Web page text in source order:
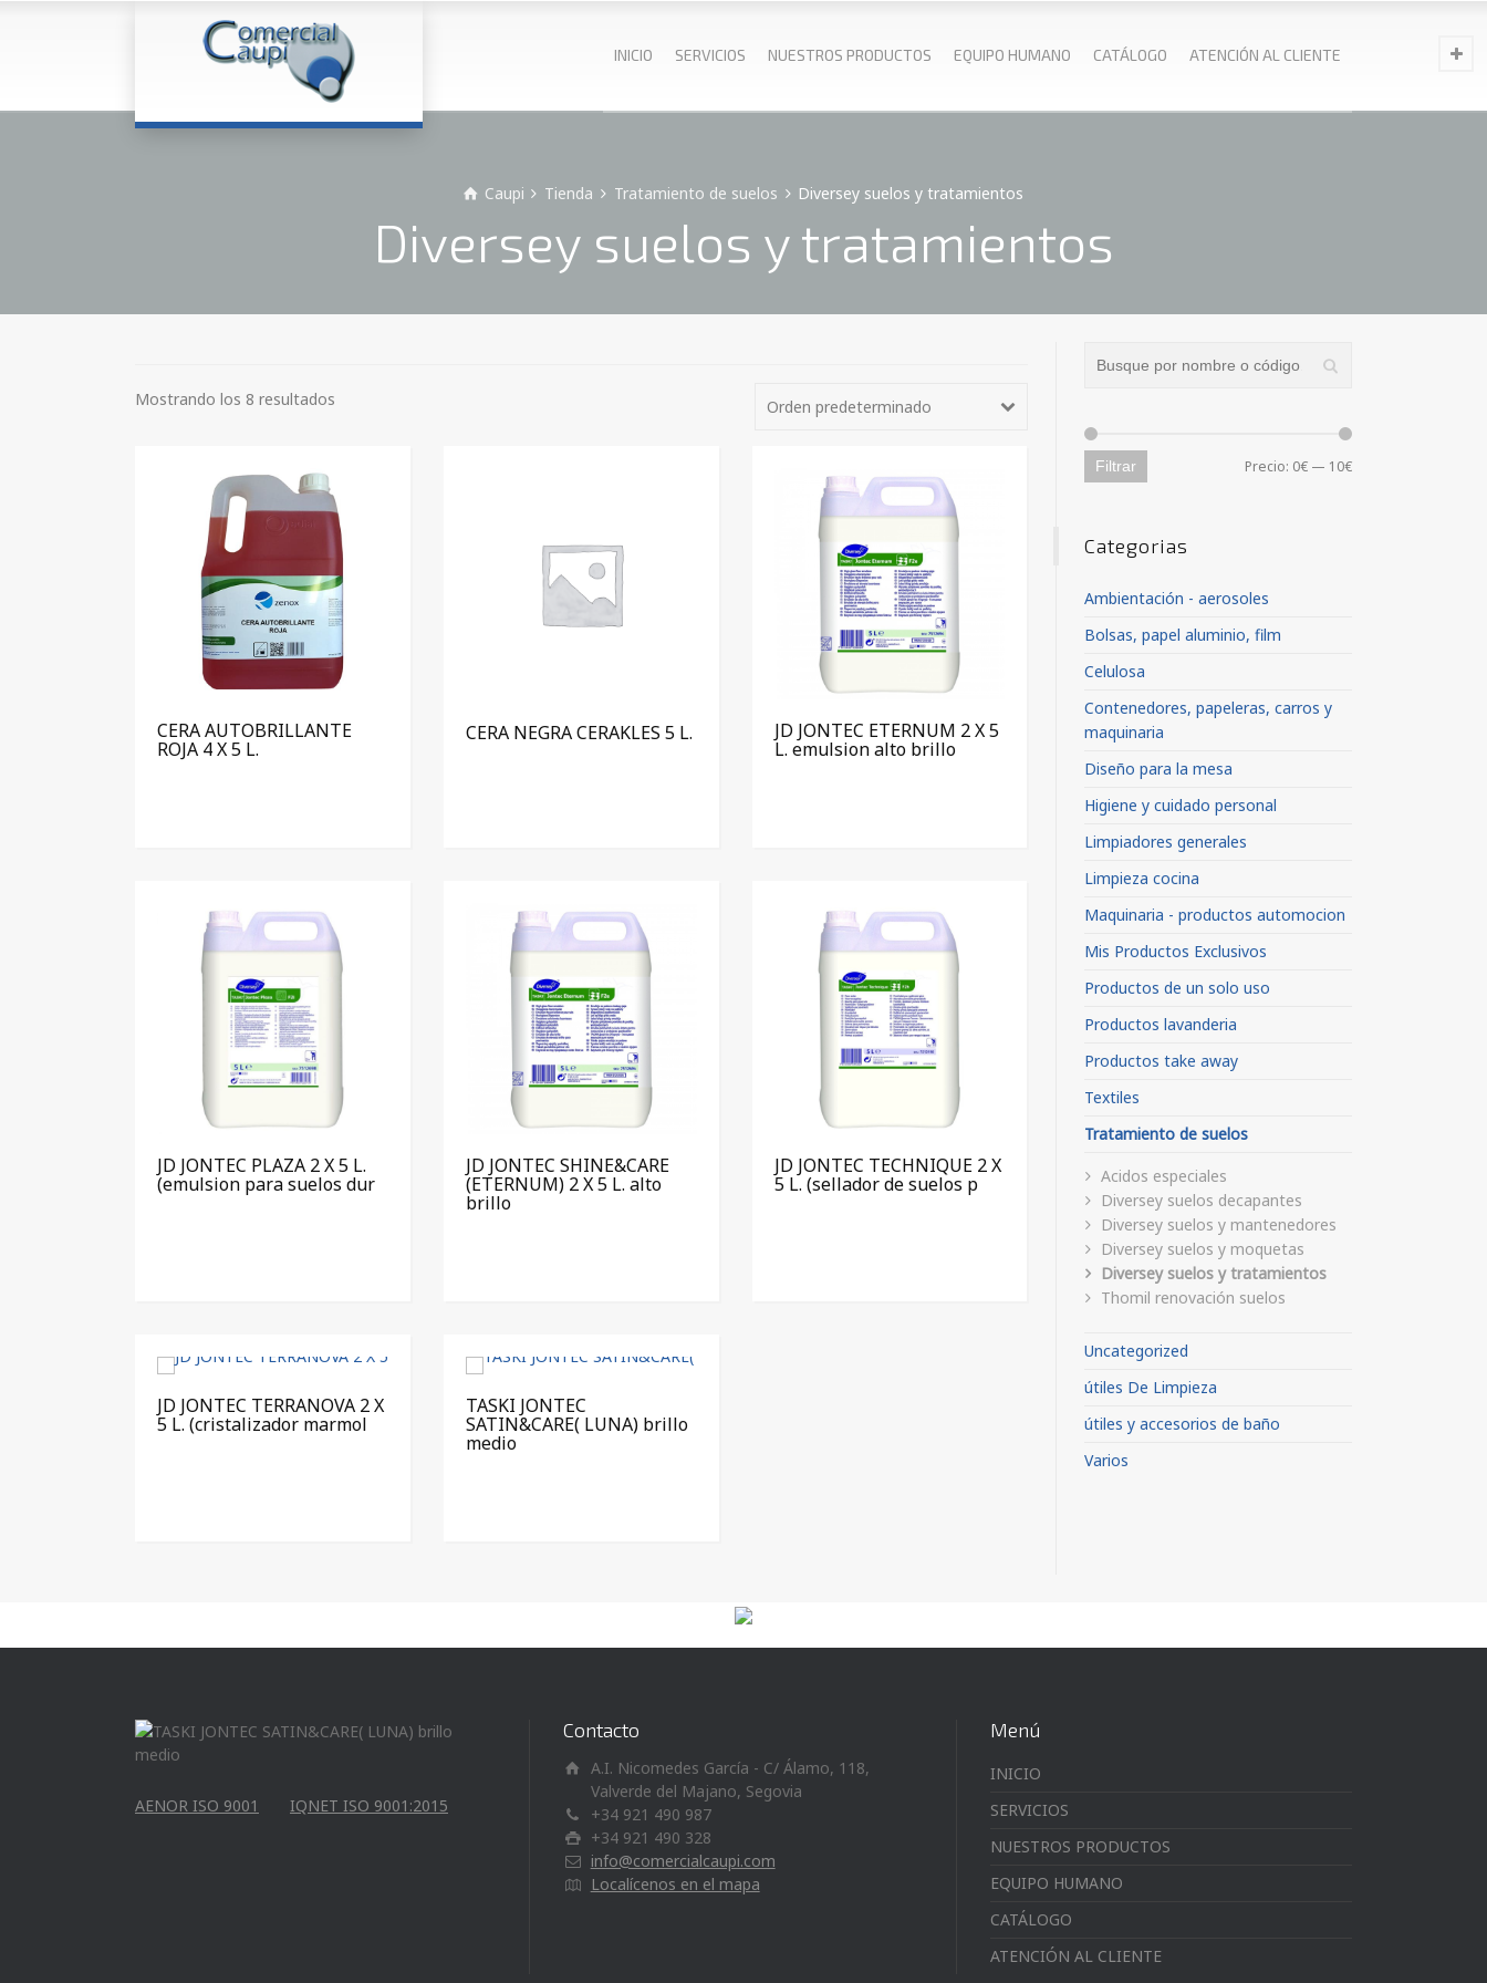
INICIO SERVICIOS NUESTROS PRODUCTOS EQUIPO HUMANO CATÁLOGO ATENCIÓN AL CLIENTE
Caupi Tienda Tratamiento de suelos Diversey suelos y tratamientos
Diversey suelos y tratamientos
Mostrando los 8 resultados Orden predeterminado
CERA AUTOBRILLANTE
ROJA 4 X 5 L.
CERA NEGRA CERAKLES 5 L. JD JONTEC ETERNUM 2 X 5
L. emulsion alto brillo
JD JONTEC PLAZA 2 X 5 L.
(emulsion para suelos dur
JD JONTEC SHINE&CARE
(ETERNUM) 2 X 5 L. alto
brillo
JD JONTEC TECHNIQUE 2 X
5 L. (sellador de suelos p
JD JONTEC TERRANOVA 2 X
5 L. (cristalizador marmol
TASKI JONTEC
SATIN&CARE( LUNA) brillo
medio
Precio mínimo
Precio máximo
Filtrar Precio: 0€ — 10€
Categorias
Ambientación - aerosoles
Bolsas, papel aluminio, film
Celulosa
Contenedores, papeleras, carros y
maquinaria
Diseño para la mesa
Higiene y cuidado personal
Limpiadores generales
Limpieza cocina
Maquinaria - productos automocion
Mis Productos Exclusivos
Productos de un solo uso
Productos lavanderia
Productos take away
Textiles
Tratamiento de suelos
Acidos especiales
Diversey suelos decapantes
Diversey suelos y mantenedores
Diversey suelos y moquetas
Diversey suelos y tratamientos
Thomil renovación suelos
Uncategorized
útiles De Limpieza
útiles y accesorios de baño
Varios
AENOR ISO 9001 IQNET ISO 9001:2015
Contacto
A.I. Nicomedes García - C/ Álamo, 118,
Valverde del Majano, Segovia
+34 921 490 987
+34 921 490 328
info@comercialcaupi.com
Localícenos en el mapa
Menú
INICIO
SERVICIOS
NUESTROS PRODUCTOS
EQUIPO HUMANO
CATÁLOGO
ATENCIÓN AL CLIENTE